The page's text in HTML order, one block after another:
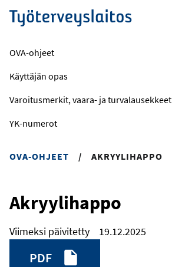
Hyppää
pääsisältöön
OVA-ohjeet
Käyttäjän opas
Varoitusmerkit, vaara- ja turvalausekkeet
YK-numerot
OVA-OHJEET / AKRYYLIHAPPO
Akryylihappo
Viimeksi päivitetty 19.12.2025
PDF